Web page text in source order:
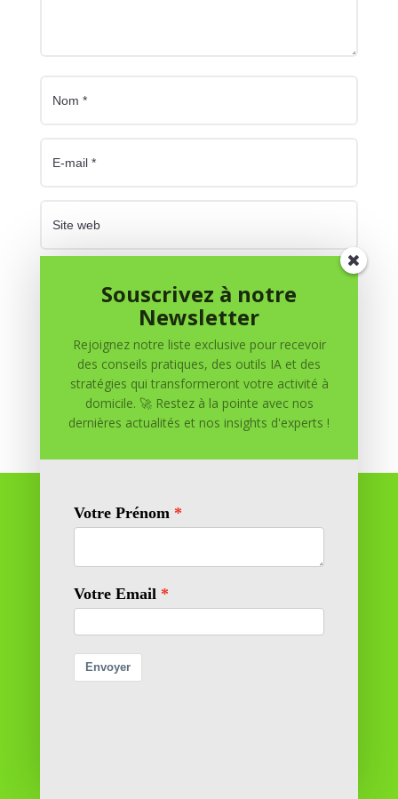
Enregistrer mon nom, mon e-mail et mon site dans
le navigateur pour mon prochain commentaire.
Réussite à Domicile
pour atteindre vos objectifs depuis le confort de votre
Souscrivez à notre
Newsletter
Rejoignez notre liste exclusive pour recevoir
des conseils pratiques, des outils IA et des
stratégies qui transformeront votre activité à
domicile. 🚀 Restez à la pointe avec nos
dernières actualités et nos insights d'experts !